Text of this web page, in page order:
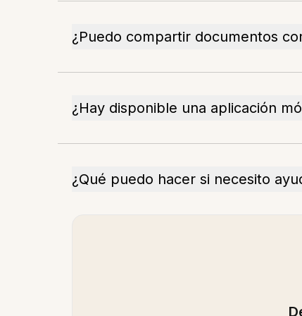
¿Puedo compartir documentos
¿Hay disponible una aplicación
¿Qué puedo hacer si necesito